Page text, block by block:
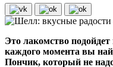
Это лакомство
каждого момента вы
Пончик, который не